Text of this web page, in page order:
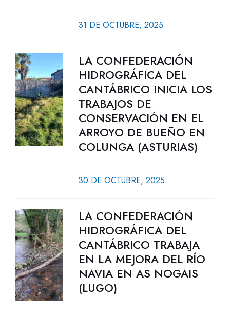
31 DE OCTUBRE, 2025
LA CONFEDERACIÓN
HIDROGRÁFICA DEL
CANTÁBRICO INICIA LOS
TRABAJOS DE
CONSERVACIÓN EN EL
ARROYO DE BUEÑO EN
COLUNGA (ASTURIAS)
30 DE OCTUBRE, 2025
LA CONFEDERACIÓN
HIDROGRÁFICA DEL
CANTÁBRICO TRABAJA
EN LA MEJORA DEL RÍO
NAVIA EN AS NOGAIS
(LUGO)